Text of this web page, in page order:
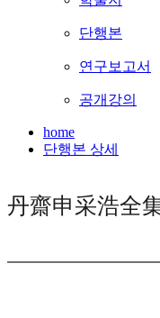
단행본
연구보고서
공개강의
home
단행본 상세
丹齋申采浩全